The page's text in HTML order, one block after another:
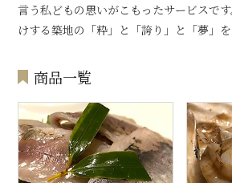
言う私どもの思いがこもったサービスで
けする築地の「粋」と「誇り」と「夢」を
商品一覧